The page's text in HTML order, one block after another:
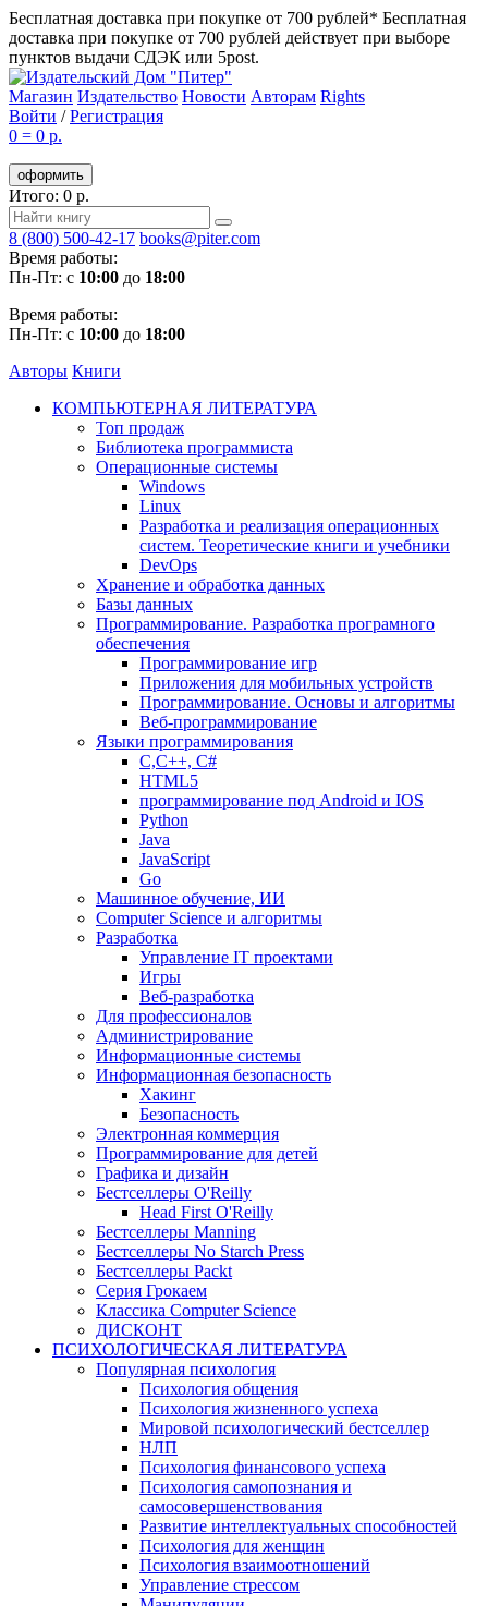
Бесплатная доставка при покупке от 700 рублей* Бесплатная
доставка при покупке от 700 рублей действует при выборе
пунктов выдачи СДЭК или 5post.
Магазин Издательство Новости Авторам Rights
Войти /Регистрация
0 = 0 р.
оформить
Итого: 0 р.
8 (800) 500-42-17 books@piter.com
Время работы:
Пн-Пт: с 10:00 до 18:00
Время работы:
Пн-Пт: с 10:00 до 18:00
Авторы Книги
КОМПЬЮТЕРНАЯ ЛИТЕРАТУРА
Топ продаж
Библиотека программиста
Операционные системы
Windows
Linux
Разработка и реализация операционных
систем. Теоретические книги и учебники
DevOps
Хранение и обработка данных
Базы данных
Программирование. Разработка програмного
обеспечения
Программирование игр
Приложения для мобильных устройств
Программирование. Основы и алгоритмы
Веб-программирование
Языки программирования
С,С++, С#
HTML5
программирование под Android и IOS
Python
Java
JavaScript
Go
Машинное обучение, ИИ
Computer Science и алгоритмы
Разработка
Управление IT проектами
Игры
Веб-разработка
Для профессионалов
Администрирование
Информационные системы
Информационная безопасность
Хакинг
Безопасность
Электронная коммерция
Программирование для детей
Графика и дизайн
Бестселлеры O'Reilly
Head First O'Reilly
Бестселлеры Manning
Бестселлеры No Starch Press
Бестселлеры Packt
Серия Грокаем
Классика Computer Science
ДИСКОНТ
ПСИХОЛОГИЧЕСКАЯ ЛИТЕРАТУРА
Популярная психология
Психология общения
Психология жизненного успеха
Мировой психологический бестселлер
НЛП
Психология финансового успеха
Психология самопознания и
самосовершенствования
Развитие интеллектуальных способностей
Психология для женщин
Психология взаимоотношений
Управление стрессом